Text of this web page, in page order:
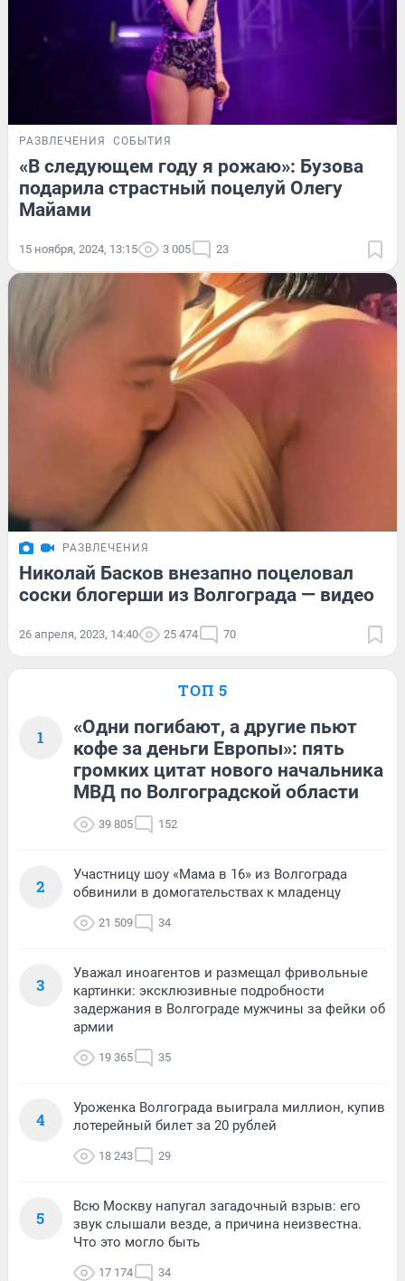
РАЗВЛЕЧЕНИЯ СОБЫТИЯ
«В следующем году я рожаю»: Бузова
подарила страстный поцелуй Олегу
Майами
15 ноября, 2024, 13:15 3 005 23
РАЗВЛЕЧЕНИЯ
Николай Басков внезапно поцеловал
соски блогерши из Волгограда — видео
26 апреля, 2023, 14:40 25 474 70
ТОП 5
1
«Одни погибают, а другие пьют
кофе за деньги Европы»: пять
громких цитат нового начальника
МВД по Волгоградской области
39 805 152
2
Участницу шоу «Мама в 16» из Волгограда
обвинили в домогательствах к младенцу
21 509 34
3
Уважал иноагентов и размещал фривольные
картинки: эксклюзивные подробности
задержания в Волгограде мужчины за фейки об
армии
19 365 35
4
Уроженка Волгограда выиграла миллион, купив
лотерейный билет за 20 рублей
18 243 29
5
Всю Москву напугал загадочный взрыв: его
звук слышали везде, а причина неизвестна.
Что это могло быть
17 174 34